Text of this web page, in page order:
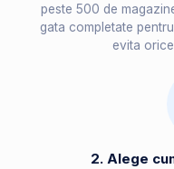
peste 500 de
gata completate
evita
2. Alege